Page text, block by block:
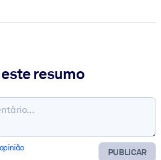
resumo
PUBLICAR